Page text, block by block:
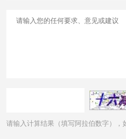
请输入计算结果（填写阿拉伯数字），